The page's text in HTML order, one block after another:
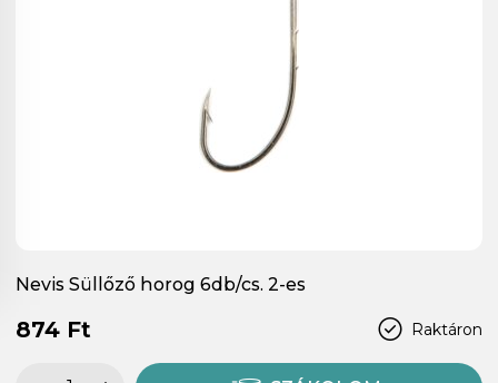
Nevis Süllőző horog 6db/cs. 2-es
Raktáron
874 Ft